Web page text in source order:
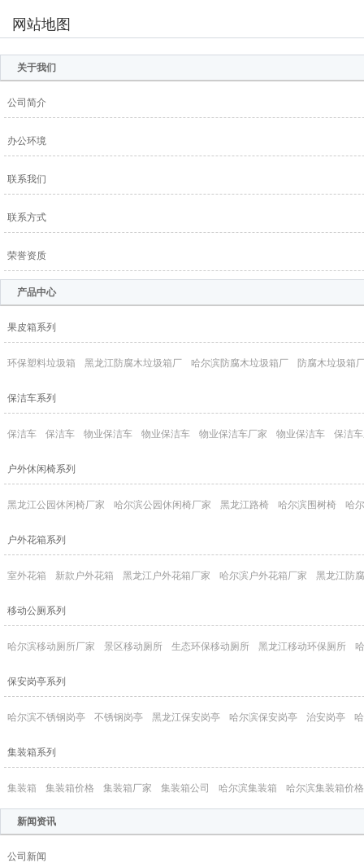
网站地图
关于我们
公司简介
办公环境
联系我们
联系方式
荣誉资质
产品中心
果皮箱系列
环保塑料垃圾箱 黑龙江防腐木垃圾箱厂 哈尔滨防腐木垃圾箱厂 防腐木垃圾箱
保洁车系列
保洁车 保洁车 物业保洁车 物业保洁车 物业保洁车厂家 物业保洁车 保洁
户外休闲椅系列
黑龙江公园休闲椅厂家 哈尔滨公园休闲椅厂家 黑龙江路椅 哈尔滨围树椅 哈
户外花箱系列
室外花箱 新款户外花箱 黑龙江户外花箱厂家 哈尔滨户外花箱厂家 黑龙江防
移动公厕系列
哈尔滨移动厕所厂家 景区移动厕所 生态环保移动厕所 黑龙江移动环保厕所
保安岗亭系列
哈尔滨不锈钢岗亭 不锈钢岗亭 黑龙江保安岗亭 哈尔滨保安岗亭 治安岗亭
集装箱系列
集装箱 集装箱价格 集装箱厂家 集装箱公司 哈尔滨集装箱 哈尔滨集装箱价格
新闻资讯
公司新闻